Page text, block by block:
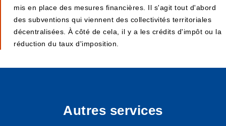
mis en place des mesures financières. Il s'agit tout d'abord
des subventions qui viennent des collectivités territoriales
décentralisées. À côté de cela, il y a les crédits d'impôt ou la
réduction du taux d'imposition.
Autres services